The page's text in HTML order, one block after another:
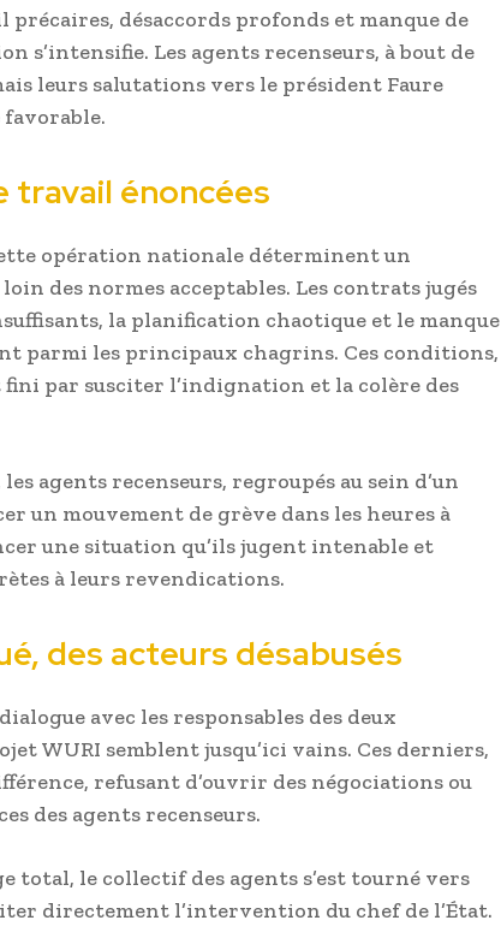
désaccords profonds et manque de
s’intensifie. Les agents recenseurs, à bout de
leurs salutations vers le président Faure
favorable.
travail énoncées
opération nationale déterminent un
des normes acceptables. Les contrats jugés
la planification chaotique et le manque
parmi les principaux chagrins. Ces conditions,
fini par susciter l’indignation et la colère des
agents recenseurs, regroupés au sein d’un
un mouvement de grève dans les heures à
une situation qu’ils jugent intenable et
à leurs revendications.
des acteurs désabusés
avec les responsables des deux
WURI semblent jusqu’ici vains. Ces derniers,
refusant d’ouvrir des négociations ou
des agents recenseurs.
total, le collectif des agents s’est tourné vers
directement l’intervention du chef de l’État.